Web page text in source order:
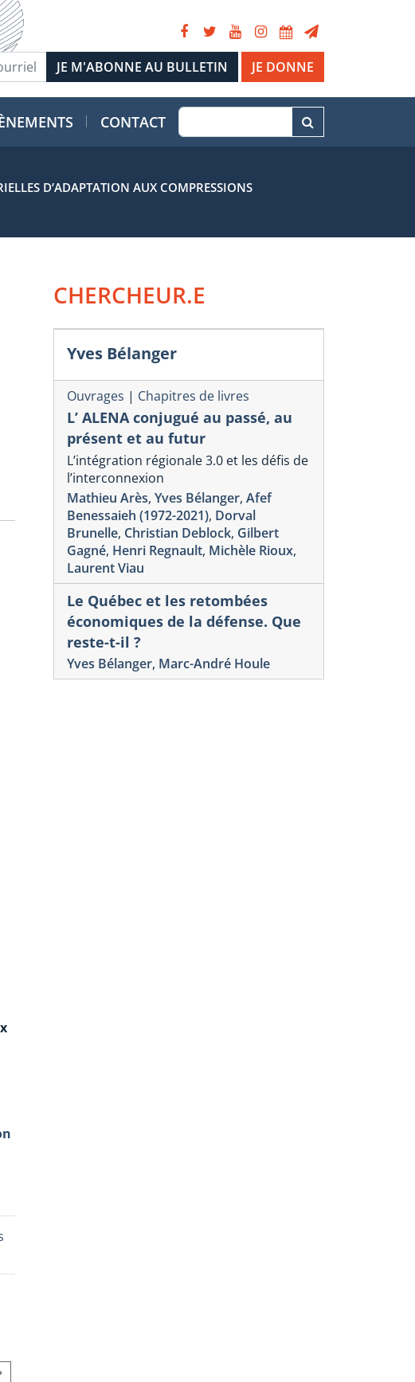
JE DONNE
CONTACT
D’ADAPTATION AUX COMPRESSIONS
CHERCHEUR.E
Yves Bélanger
Ouvrages | Chapitres de livres
L’ ALENA conjugué au passé, au
présent et au futur
L’intégration régionale 3.0 et les défis de
l’interconnexion
Mathieu Arès, Yves Bélanger, Afef
Benessaieh (1972-2021), Dorval
Brunelle, Christian Deblock, Gilbert
Gagné, Henri Regnault, Michèle Rioux,
Laurent Viau
Le Québec et les retombées
économiques de la défense. Que
reste-t-il ?
Yves Bélanger, Marc-André Houle